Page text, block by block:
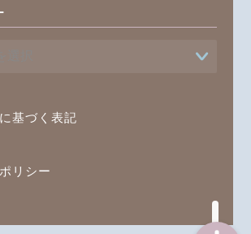
基づく表記
リシー
プロフィール
オンラインレッスン